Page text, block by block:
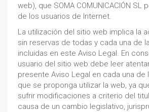
web), que SOMA COMUNICACIÓN SL
de los usuarios de Internet.
La utilización del sitio web implica la
sin reservas de todas y cada una de
incluidas en este Aviso Legal. En
usuario del sitio web debe leer
presente Aviso Legal en cada una de
que se proponga utilizar la web, ya
sufrir modificaciones a criterio del
causa de un cambio legislativo,